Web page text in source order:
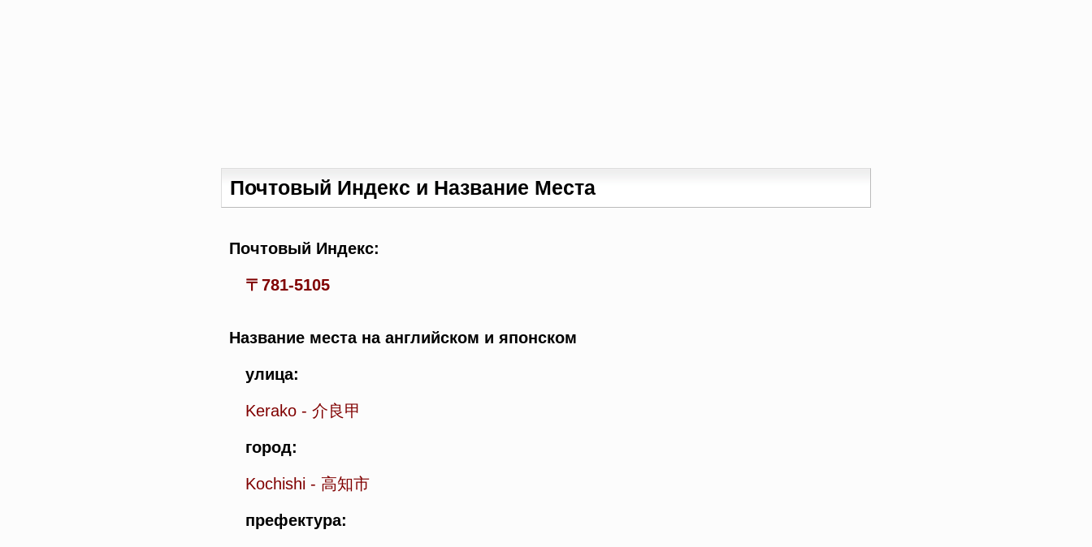
Почтовый Индекс и Название Места
Почтовый Индекс:
〒781-5105
Название места на английском и японском
улица:
Kerako - 介良甲
город:
Kochishi - 高知市
префектура: